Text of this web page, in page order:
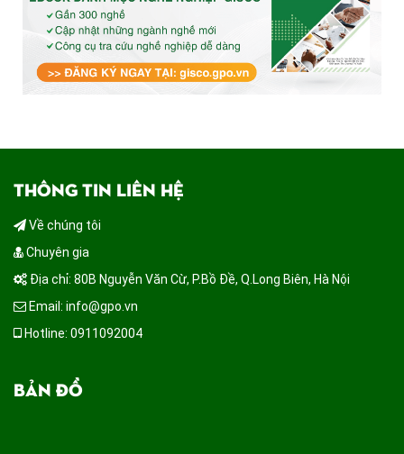
THÔNG TIN LIÊN HỆ
Về chúng tôi
Chuyên gia
Địa chỉ: 80B Nguyễn Văn Cừ, P.Bồ Đề, Q.Long Biên, Hà Nội
Email: info@gpo.vn
Hotline: 0911092004
BẢN ĐỒ